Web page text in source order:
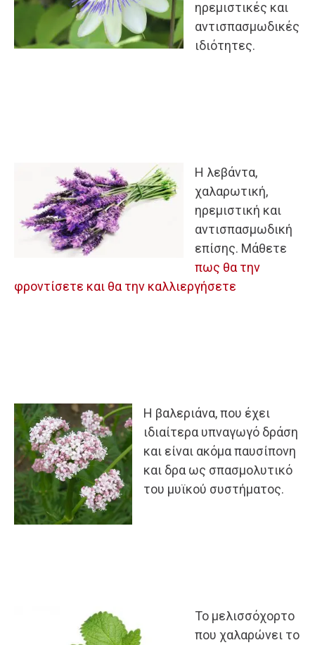
ηρεμιστικές και
αντισπασμωδικές
ιδιότητες.
Η λεβάντα,
χαλαρωτική,
ηρεμιστική και
αντισπασμωδική
επίσης. Μάθετε
πως θα την
φροντίσετε και θα την καλλιεργήσετε
Η βαλεριάνα, που έχει
ιδιαίτερα υπναγωγό δράση
και είναι ακόμα παυσίπονη
και δρα ως σπασμολυτικό
του μυϊκού συστήματος.
Το μελισσόχορτο
που χαλαρώνει το